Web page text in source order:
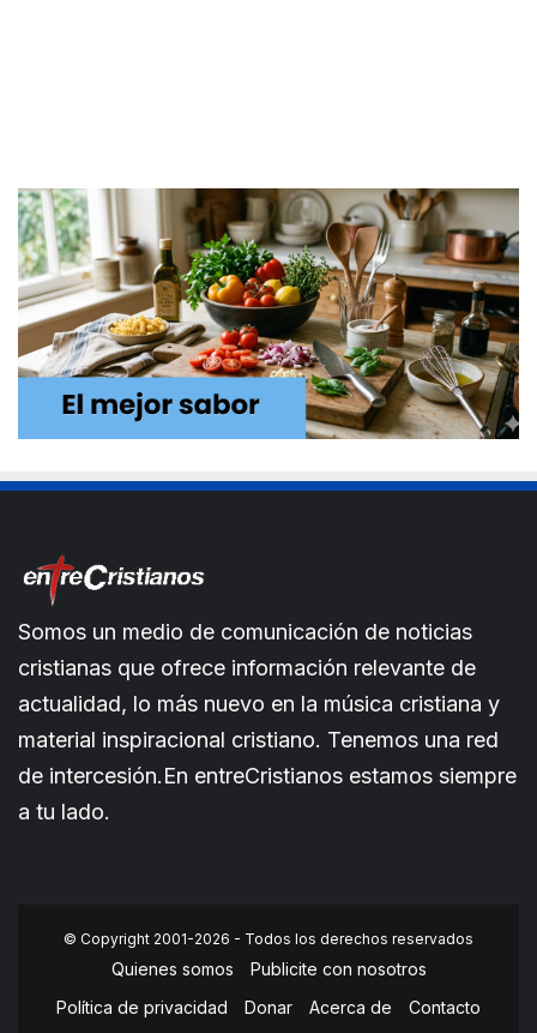
Somos un medio de comunicación de noticias
cristianas que ofrece información relevante de
actualidad, lo más nuevo en la música cristiana y
material inspiracional cristiano. Tenemos una red
de intercesión.En entreCristianos estamos siempre
a tu lado.
© Copyright 2001-2026 - Todos los derechos reservados
Quienes somos
Publicite con nosotros
Política de privacidad
Donar Acerca de Contacto